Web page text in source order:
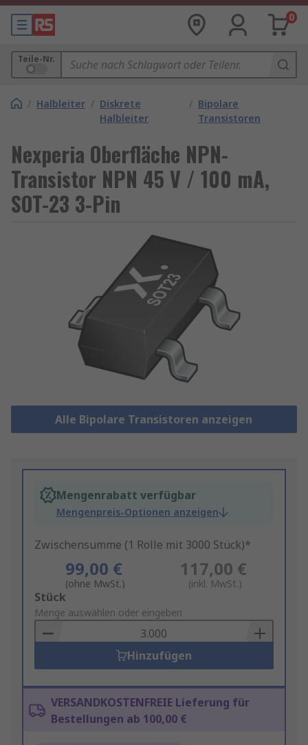
0
Teile-Nr.
/ Halbleiter / Diskrete
Halbleiter
/ Bipolare
Transistoren
Nexperia Oberfläche NPN-
Transistor NPN 45 V / 100 mA,
SOT-23 3-Pin
Alle Bipolare Transistoren anzeigen
Mengenrabatt verfügbar
Mengenpreis-Optionen anzeigen
Zwischensumme (1 Rolle mit 3000 Stück)*
99,00 €
(ohne MwSt.)
117,00 €
(inkl. MwSt.)
Add
to
Basket
Stück
Menge auswählen oder eingeben
Hinzufügen
VERSANDKOSTENFREIE Lieferung für
Bestellungen ab 100,00 €